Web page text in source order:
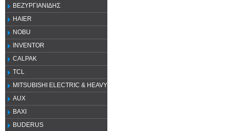
ΒΕΖΥΡΓΙΑΝΙΔΗΣ
HAIER
NOBU
INVENTOR
CALPAK
TCL
MITSUBISHI ELECTRIC & HEAVY
AUX
ΒΑΧΙ
BUDERUS